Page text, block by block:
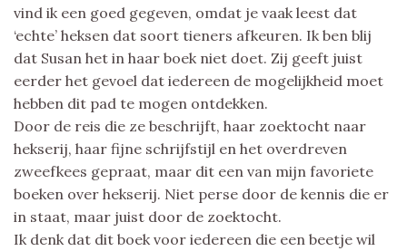
vind ik een goed gegeven, omdat je vaak leest dat
‘echte’ heksen dat soort tieners afkeuren. Ik ben blij
dat Susan het in haar boek niet doet. Zij geeft juist
eerder het gevoel dat iedereen de mogelijkheid moet
hebben dit pad te mogen ontdekken.
Door de reis die ze beschrijft, haar zoektocht naar
hekserij, haar fijne schrijfstijl en het overdreven
zweefkees gepraat, maar dit een van mijn favoriete
boeken over hekserij. Niet perse door de kennis die er
in staat, maar juist door de zoektocht.
Ik denk dat dit boek voor iedereen die een beetje wil